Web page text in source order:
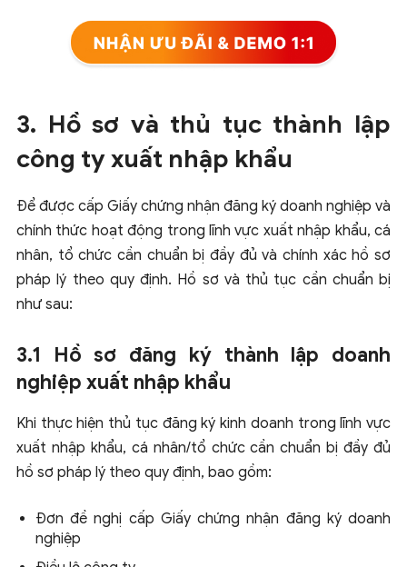
3. Hồ sơ và thủ tục thành lập
công ty xuất nhập khẩu
Để được cấp Giấy chứng nhận đăng ký doanh nghiệp và
chính thức hoạt động trong lĩnh vực xuất nhập khẩu, cá
nhân, tổ chức cần chuẩn bị đầy đủ và chính xác hồ sơ
pháp lý theo quy định. Hồ sơ và thủ tục cần chuẩn bị
như sau:
3.1 Hồ sơ đăng ký thành lập doanh
nghiệp xuất nhập khẩu
Khi thực hiện thủ tục đăng ký kinh doanh trong lĩnh vực
xuất nhập khẩu, cá nhân/tổ chức cần chuẩn bị đầy đủ
hồ sơ pháp lý theo quy định, bao gồm:
Đơn đề nghị cấp Giấy chứng nhận đăng ký doanh
nghiệp